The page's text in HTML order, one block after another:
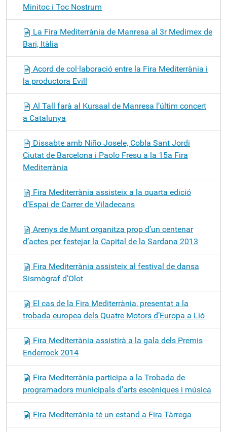
Minitoc i Toc Nostrum
La Fira Mediterrània de Manresa al 3r Medimex de
Bari, Itàlia
Acord de col·laboració entre la Fira Mediterrània i
la productora Evill
Al Tall farà al Kursaal de Manresa l’últim concert
a Catalunya
Dissabte amb Niño Josele, Cobla Sant Jordi
Ciutat de Barcelona i Paolo Fresu a la 15a Fira
Mediterrània
Fira Mediterrània assisteix a la quarta edició
d’Espai de Carrer de Viladecans
Arenys de Munt organitza prop d’un centenar
d’actes per festejar la Capital de la Sardana 2013
Fira Mediterrània assisteix al festival de dansa
Sismògraf d’Olot
El cas de la Fira Mediterrània, presentat a la
trobada europea dels Quatre Motors d’Europa a Lió
Fira Mediterrània assistirà a la gala dels Premis
Enderrock 2014
Fira Mediterrània participa a la Trobada de
programadors municipals d’arts escèniques i música
Fira Mediterrània té un estand a Fira Tàrrega